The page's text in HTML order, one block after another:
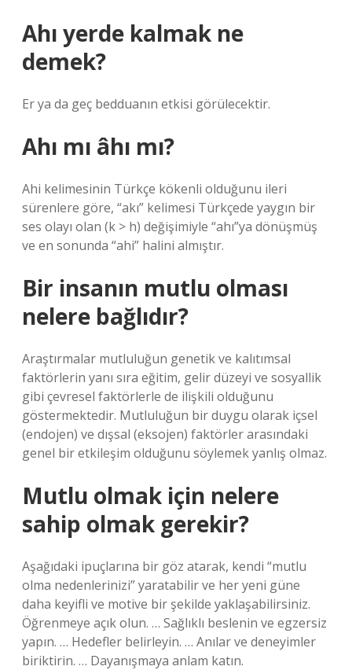
Ahı yerde kalmak ne
demek?
Er ya da geç bedduanın etkisi görülecektir.
Ahı mı âhı mı?
Ahi kelimesinin Türkçe kökenli olduğunu ileri
sürenlere göre, “akı” kelimesi Türkçede yaygın bir
ses olayı olan (k > h) değişimiyle “ahı”ya dönüşmüş
ve en sonunda “ahi” halini almıştır.
Bir insanın mutlu olması
nelere bağlıdır?
Araştırmalar mutluluğun genetik ve kalıtımsal
faktörlerin yanı sıra eğitim, gelir düzeyi ve sosyallik
gibi çevresel faktörlerle de ilişkili olduğunu
göstermektedir. Mutluluğun bir duygu olarak içsel
(endojen) ve dışsal (eksojen) faktörler arasındaki
genel bir etkileşim olduğunu söylemek yanlış olmaz.
Mutlu olmak için nelere
sahip olmak gerekir?
Aşağıdaki ipuçlarına bir göz atarak, kendi “mutlu
olma nedenlerinizi” yaratabilir ve her yeni güne
daha keyifli ve motive bir şekilde yaklaşabilirsiniz.
Öğrenmeye açık olun. … Sağlıklı beslenin ve egzersiz
yapın. … Hedefler belirleyin. … Anılar ve deneyimler
biriktirin. … Dayanışmaya anlam katın.